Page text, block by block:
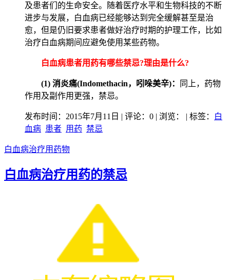
及患者们的生命安全。随着医疗水平和生物科技的不断
进步与发展，白血病已经能够达到完全缓解甚至是治
愈，但是仍旧要求患者做好治疗时期的护理工作，比如
治疗白血病期间应避免使用某些药物。
白血病患者用药有哪些禁忌?理由是什么?
(1) 消炎痛(Indomethacin，吲哚美辛)：
同上，药物
作用及副作用更强，禁忌。
发布时间：2015年7月11日 | 评论：0 | 浏览： | 标签：
白
血病 患者 用药 禁忌
白血病治疗用药物
白血病治疗用药的禁忌